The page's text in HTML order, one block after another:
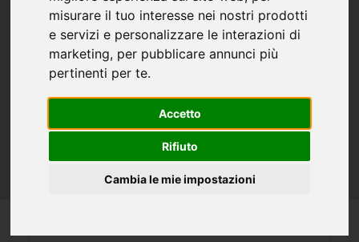
misurare il tuo interesse nei nostri prodotti
e servizi e personalizzare le interazioni di
marketing, per pubblicare annunci più
pertinenti per te.
Accetto
Rifiuto
Cambia le mie impostazioni